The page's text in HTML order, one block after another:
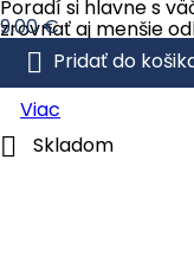
Poradí si hlavne s
zrovnať aj menšie
jemným brúsnym
karbidu kremíka
Cena
9,00 €
 Pridať do
Viac
 Skladom